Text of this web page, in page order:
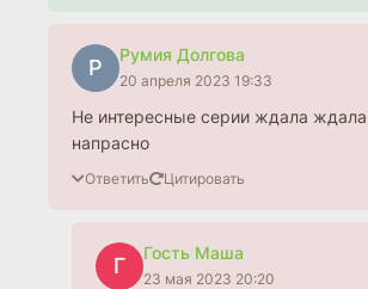
Р
Румия Долгова
20 апреля 2023 19:33
Не интересные серии ждала
напрасно
Ответить Цитировать
Г
Гость Маша
23 мая 2023 20:20